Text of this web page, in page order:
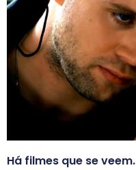
Há filmes que se